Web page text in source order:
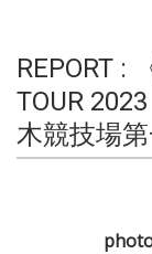
REPORT :
TOUR
木競技場